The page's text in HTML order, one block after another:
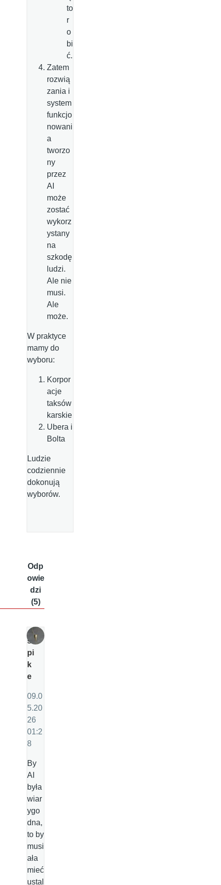
to
r
o
bi
ć.
Zatem
rozwią
zania i
system
funkcjo
nowani
a
tworzo
ny
przez
AI
może
zostać
wykorz
ystany
na
szkodę
ludzi.
Ale nie
musi.
Ale
może.
W praktyce
mamy do
wyboru:
Korpor
acje
taksów
karskie
Ubera i
Bolta
Ludzie
codziennie
dokonują
wyborów.
Odp
owie
dzi
(5)
s
pi
k
e
09.0
5.20
26
01:2
8
By
AI
była
wiar
ygo
dna,
to by
musi
ała
mieć
ustal